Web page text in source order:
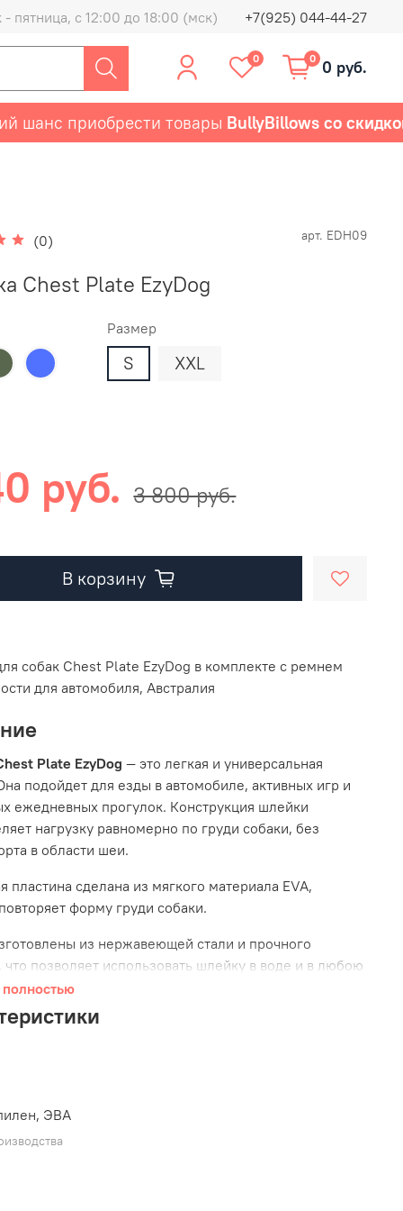
пятница, с 12:00 до 18:00 (мск) +7(925) 044-44-27
0 0 0 руб.
приобрести товарыBullyBillows со скидкой
(0) арт. EDH09
Chest Plate EzyDog
Размер
S XXL
руб. 3 800 руб.
В корзину
собак Chest Plate EzyDog в комплекте с ремнем
для автомобиля, Австралия
Plate EzyDog — это легкая и универсальная
подойдет для езды в автомобиле, активных игр и
ежедневных прогулок. Конструкция шлейки
нагрузку равномерно по груди собаки, без
в области шеи.
пластина сделана из мягкого материала EVA,
форму груди собаки.
из нержавеющей стали и прочного
что позволяет использовать шлейку в воде и в любою
светоотражающие нити сделают комфортными и
прогулки в темное время суток.
безопасной перевозки животных в автомобиле.
полностью
ЭВА